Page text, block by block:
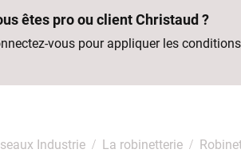
êtes pro ou client Christaud ?
vous pour appliquer les
Industrie La robinetterie